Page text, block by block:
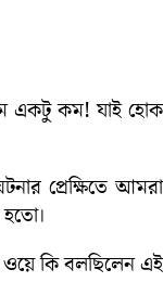
একটু কম! যাই হোক
প্রেক্ষিতে আমরা
কি বলছিলেন এই